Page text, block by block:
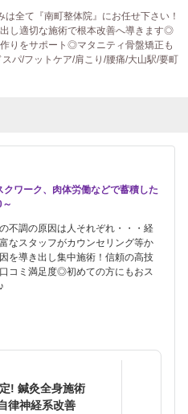
は全て『南町整体院』にお任せ下さい！
し適切な施術で根本改善へ導きます◎
りをサポート◎マタニティ骨盤矯正も
パ/フットケア/肩こり/腰痛/大山駅/要町
ワーク、肉体労働などで蓄積した
不調の原因は人それぞれ・・・経
なスタッフがカウンセリング等か
を導き出し集中施術！信頼の高技
コミ満足度◎初めての方にもおス
♪
! 鍼灸全身施術
律神経系改善